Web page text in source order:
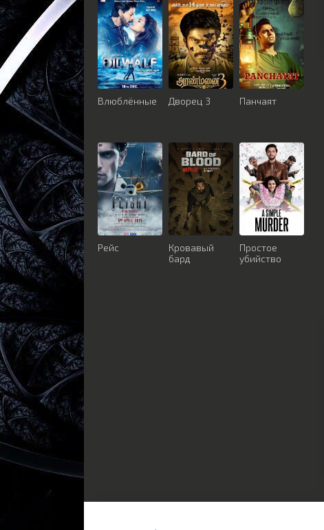
Влюблённые Дворец 3 Панчаят
Рейс
Кровавый
бард
Простое
убийство